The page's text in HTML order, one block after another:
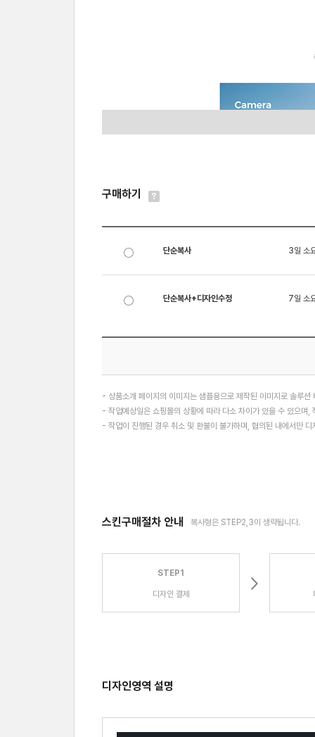
구매하기
단순복사 3일 소
단순복사+디자인수정 7일 소
- 상품소개 페이지의 이미지는 샘플용으로 제작된 이미지로 솔루
- 작업예상일은 쇼핑몰의 상황에 따라 다소 차이가 있을 수 있으며,
- 작업이 진행된 경우 취소 및 환불이 불가하며, 협의된 내에서만 디
스킨구매절차 안내 복사형은 STEP2,3이 생략됩니다.
STEP1
디자인 결제
디자인영역 설명